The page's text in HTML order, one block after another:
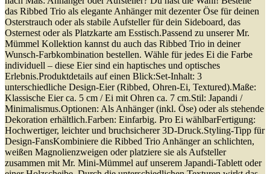
das Ribbed Trio als elegante Anhänger mit dezenter Öse für deinen
Osterstrauch oder als stabile Aufsteller für dein Sideboard, das
Osternest oder als Platzkarte am Esstisch.Passend zu unserer Mr.
Mümmel Kollektion kannst du auch das Ribbed Trio in deiner
Wunsch-Farbkombination bestellen. Wähle für jedes Ei die Farbe
individuell – diese Eier sind ein haptisches und optisches
Erlebnis.Produktdetails auf einen Blick:Set-Inhalt: 3
unterschiedliche Design-Eier (Ribbed, Ohren-Ei, Textured).Maße:
Klassische Eier ca. 5 cm / Ei mit Ohren ca. 7 cm.Stil: Japandi /
Minimalismus.Optionen: Als Anhänger (inkl. Öse) oder als stehende
Dekoration erhältlich.Farben: Einfarbig. Pro Ei wählbarFertigung:
Hochwertiger, leichter und bruchsicherer 3D-Druck.Styling-Tipp für
Design-FansKombiniere die Ribbed Trio Anhänger an schlichten,
weißen Magnolienzweigen oder platziere sie als Aufsteller
zusammen mit Mr. Mini-Mümmel auf unserem Japandi-Tablett oder